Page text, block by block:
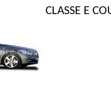
CLASSE E